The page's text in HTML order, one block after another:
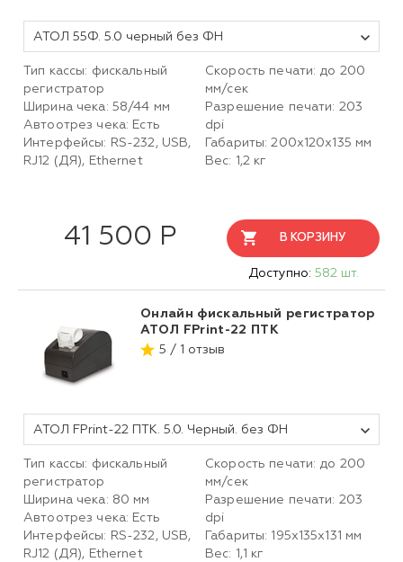
АТОЛ 55Ф. 5.0 черный без ФН
Тип кассы: фискальный
регистратор
Ширина чека: 58/44 мм
Автоотрез чека: Есть
Интерфейсы: RS-232, USB,
RJ12 (ДЯ), Ethernet
Скорость печати: до 200
мм/сек
Разрешение печати: 203
dpi
Габариты: 200х120х135 мм
Вес: 1,2 кг
41 500 Р В КОРЗИНУ
Доступно: 582 шт.
Онлайн фискальный регистратор
АТОЛ FPrint-22 ПТК
5 / 1 отзыв
АТОЛ FPrint-22 ПТК. 5.0. Черный. без ФН
Тип кассы: фискальный
регистратор
Ширина чека: 80 мм
Автоотрез чека: Есть
Интерфейсы: RS-232, USB,
RJ12 (ДЯ), Ethernet
Скорость печати: до 200
мм/сек
Разрешение печати: 203
dpi
Габариты: 195х135х131 мм
Вес: 1,1 кг